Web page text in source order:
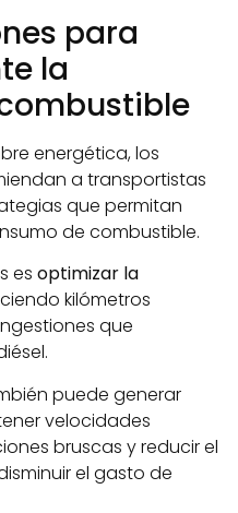
para
la
energética, los
a transportistas
que permitan
de combustible.
es optimizar la
kilómetros
que
puede generar
velocidades
bruscas y reducir el
el gasto de